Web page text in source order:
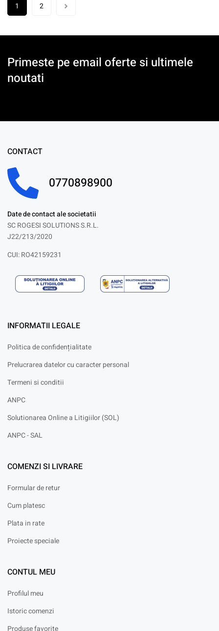
1 2
Primeste pe email oferte si ultimele
noutati
CONTACT
0770898900
Date de contact ale societatii
SC ROGESI SOLUTIONS S.R.L.
J22/213/2020
CUI: RO42159231
INFORMATII LEGALE
Politica de confidențialitate
Prelucrarea datelor cu caracter personal
Termeni si conditii
ANPC
Solutionarea Online a Litigiilor (SOL)
ANPC - SAL
COMENZI SI LIVRARE
Formular de retur
Cum platesc
Plata in rate
Proiecte speciale
CONTUL MEU
Profilul meu
Istoric comenzi
Produse favorite